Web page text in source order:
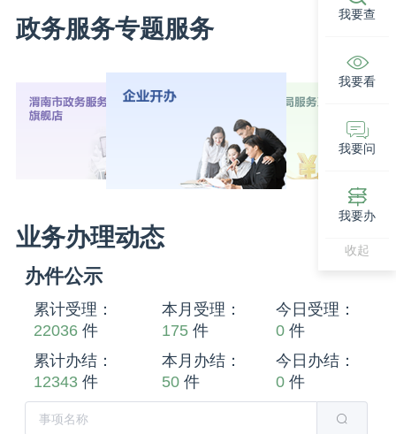
我要查
我要看
我要问
我要办
收起
政务服务专题服务
业务办理动态
办件公示
累计受理：
22036 件
累计办结：
12343 件
本月受理：
175件
本月办结：
50件
今日受理：
0件
今日办结：
0件